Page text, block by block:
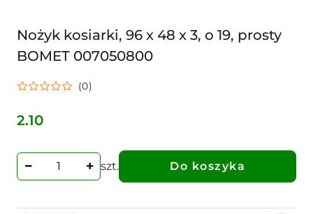
Nożyk kosiarki, 96 x 48 x 3, o 19, prosty
BOMET 007050800
(0)
Cena:
2.10
szt. Do koszyka